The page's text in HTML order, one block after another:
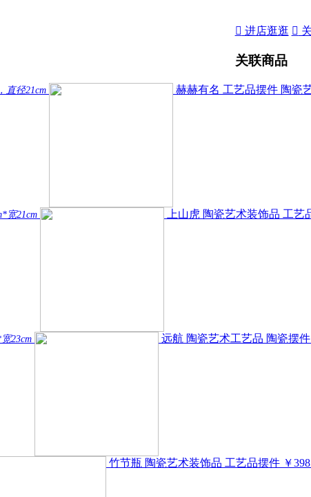
 进店逛逛 
关联商品
直径21cm 赫赫有名 工艺品摆件 陶瓷
宽21cm 上山虎 陶瓷艺术装饰品 工艺
23cm 远航 陶瓷艺术工艺品 陶瓷摆件
竹节瓶 陶瓷艺术装饰品 工艺品摆件 ￥